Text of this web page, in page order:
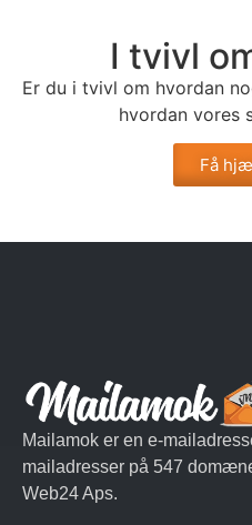
I tvivl
Er du i tvivl om hvordan
hvordan vores
Få
Mailamok er en e-
mailadresser på 547
Web24 Aps.